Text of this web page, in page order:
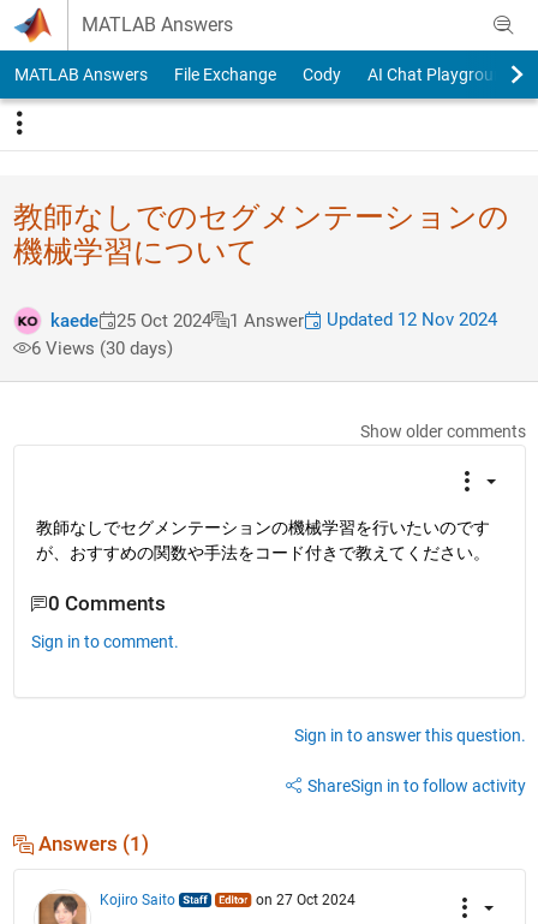
Skip to content
MATLAB Answers
MATLAB Answers File Exchange Cody AI Chat Playground
教師なしでのセグメンテーションの
機械学習について
kaede 25 Oct 2024 1 Answer
Updated 12 Nov 2024
6 Views (30 days)
Show older comments
教師なしでセグメンテーションの機械学習を行いたいのです
が、おすすめの関数や手法をコード付きで教えてください。
0 Comments
Sign in to comment.
Sign in to answer this question.
ShareSign in to follow activity
Answers (1)
Kojiro Saito on 27 Oct 2024